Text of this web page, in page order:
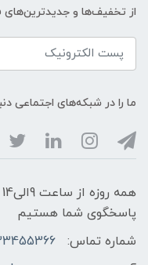
از تخفیف‌ها و جدیدترین‌های
ما را در شبکه‌های اجتماعی
پاسخگوی شما هستیم
شماره تماس: